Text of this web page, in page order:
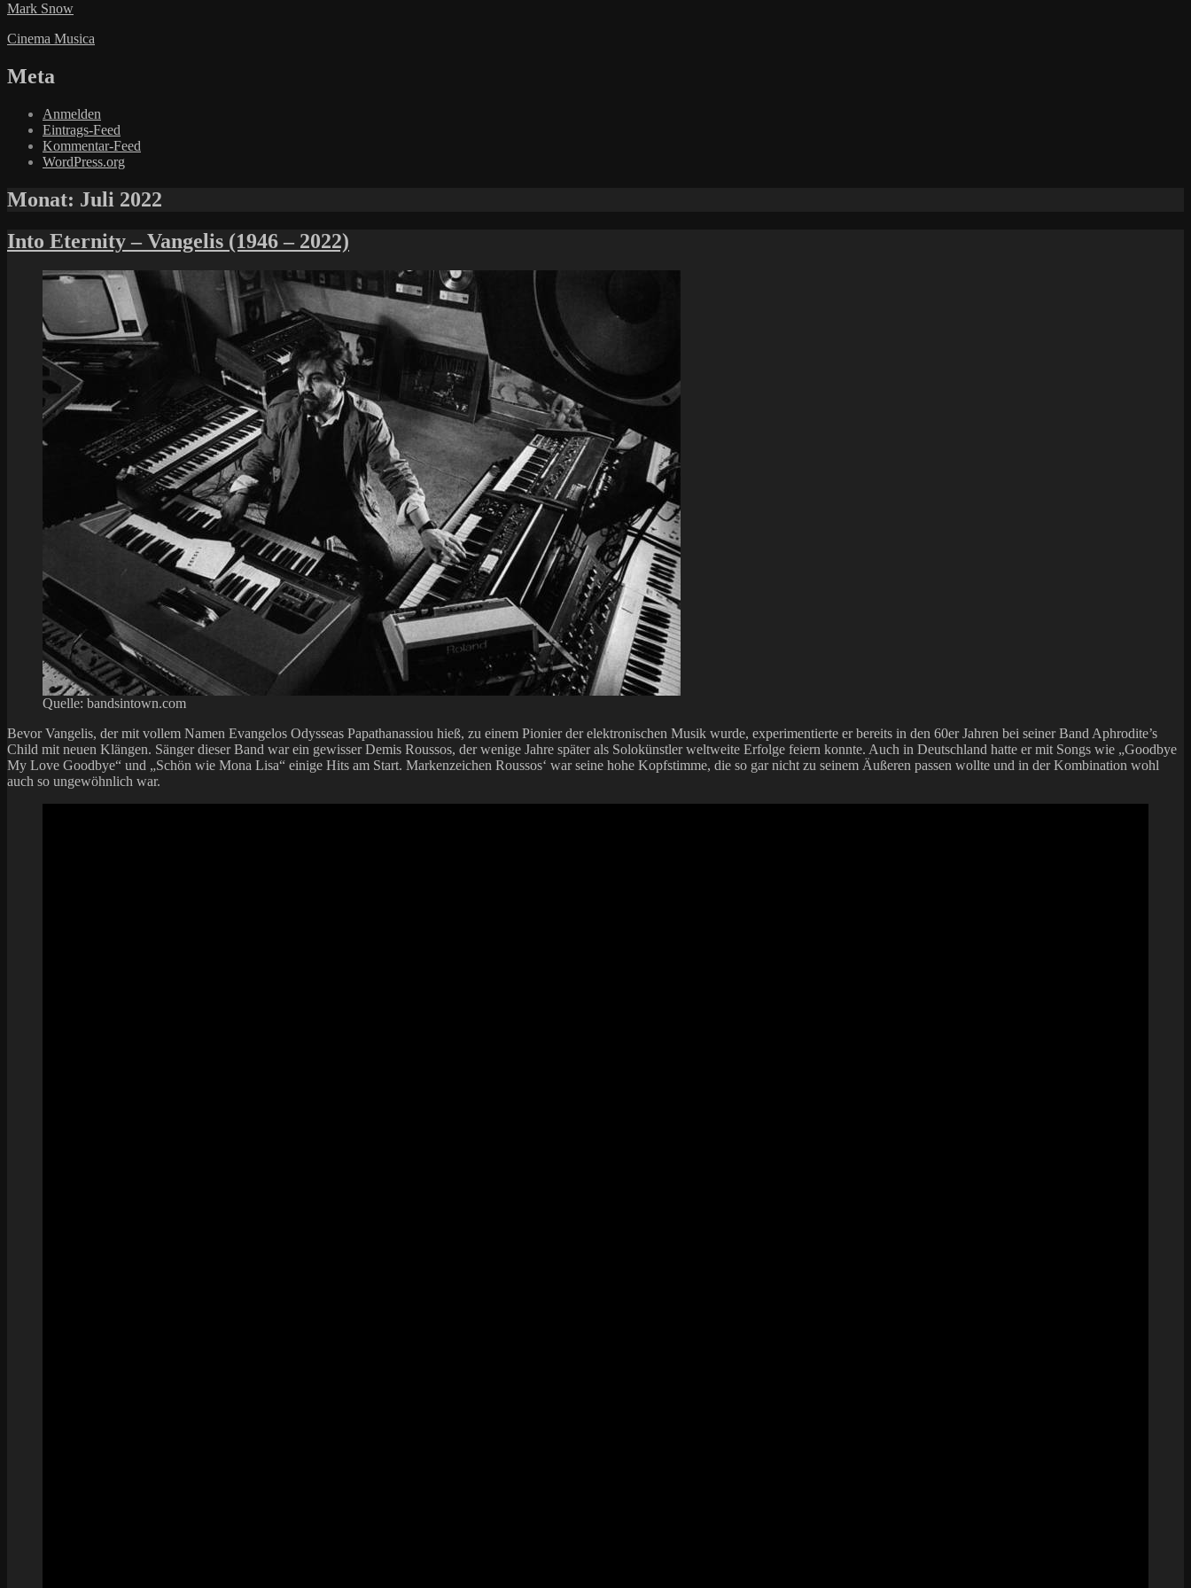
Mark Snow
Cinema Musica
Meta
Anmelden
Eintrags-Feed
Kommentar-Feed
WordPress.org
Monat: Juli 2022
Into Eternity – Vangelis (1946 – 2022)
Quelle: bandsintown.com
Bevor Vangelis, der mit vollem Namen Evangelos Odysseas Papathanassiou hieß, zu einem Pionier der elektronischen Musik wurde, experimentierte er bereits in den 60er Jahren bei seiner Band Aphrodite’s
Child mit neuen Klängen. Sänger dieser Band war ein gewisser Demis Roussos, der wenige Jahre später als Solokünstler weltweite Erfolge feiern konnte. Auch in Deutschland hatte er mit Songs wie „Goodbye
My Love Goodbye“ und „Schön wie Mona Lisa“ einige Hits am Start. Markenzeichen Roussos‘ war seine hohe Kopfstimme, die so gar nicht zu seinem Äußeren passen wollte und in der Kombination wohl
auch so ungewöhnlich war.